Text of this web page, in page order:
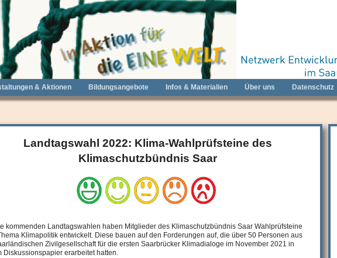
& Aktionen Bildungsangebote Infos & Materialien Über uns Datenschutz
Landtagswahl 2022: Klima-Wahlprüfsteine des
Klimaschutzbündnis Saar
kommenden Landtagswahlen haben Mitglieder des Klimaschutzbündnis Saar Wahlprüfsteine
Klimapolitik entwickelt. Diese bauen auf den Forderungen auf, die über 50 Personen aus
Zivilgesellschaft für die ersten Saarbrücker Klimadialoge im November 2021 in
Diskussionspapier erarbeitet hatten.